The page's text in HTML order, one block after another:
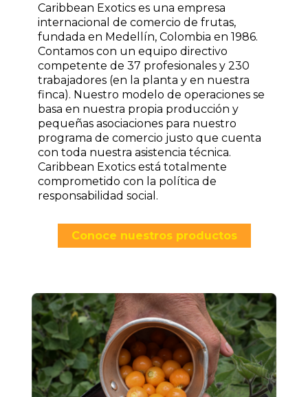
Caribbean Exotics es una empresa
internacional de comercio de frutas,
fundada en Medellín, Colombia en 1986.
Contamos con un equipo directivo
competente de 37 profesionales y 230
trabajadores (en la planta y en nuestra
finca). Nuestro modelo de operaciones se
basa en nuestra propia producción y
pequeñas asociaciones para nuestro
programa de comercio justo que cuenta
con toda nuestra asistencia técnica.
Caribbean Exotics está totalmente
comprometido con la política de
responsabilidad social.
Conoce nuestros productos